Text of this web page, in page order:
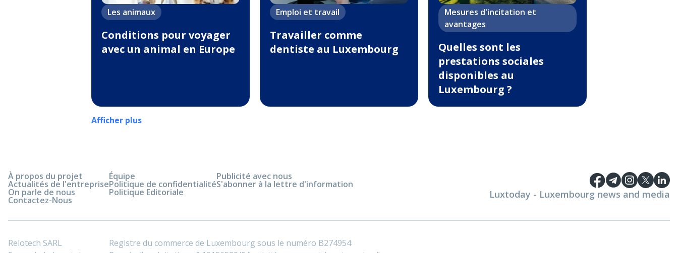
Les animaux
Conditions pour voyager
avec un animal en Europe
Emploi et travail
Travailler comme
dentiste au Luxembourg
Mesures d'incitation et
avantages
Quelles sont les
prestations sociales
disponibles au
Luxembourg ?
Afficher plus
À propos du projet
Actualités de l'entreprise
On parle de nous
Contactez-Nous
Équipe
Politique de confidentialité
Politique Editoriale
Publicité avec nous
S'abonner à la lettre d'information
Luxtoday - Luxembourg news and media
Relotech SARL
Registre du commerce de Luxembourg sous le numéro B274954